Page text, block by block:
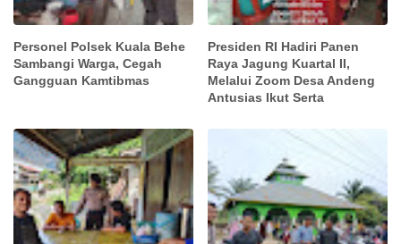
Personel Polsek Kuala Behe
Sambangi Warga, Cegah
Gangguan Kamtibmas
Presiden RI Hadiri Panen
Raya Jagung Kuartal II,
Melalui Zoom Desa Andeng
Antusias Ikut Serta